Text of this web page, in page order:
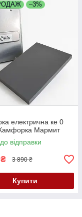
–3%
електрична ке 0
Мармит
відправки
₴ 3 890 ₴
Купити